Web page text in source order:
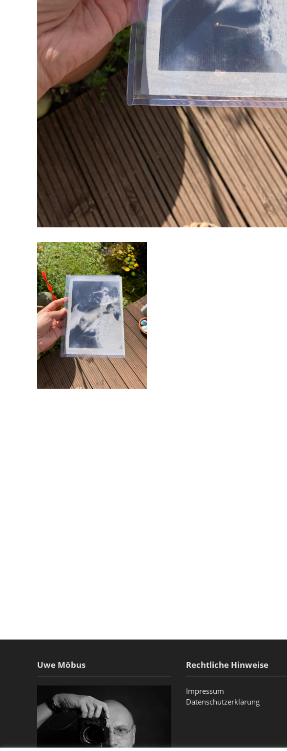
Uwe Möbus Rechtliche Hinweise
Impressum
Datenschutzerklärung